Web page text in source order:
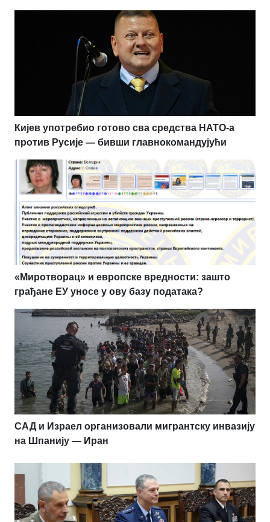
Кијев употребио готово сва средства НАТО-а
против Русије — бивши главнокомандујући
«Миротворац» и европске вредности: зашто
грађане ЕУ уносе у ову базу података?
САД и Израел организовали мигрантску инвазију
на Шпанију — Иран